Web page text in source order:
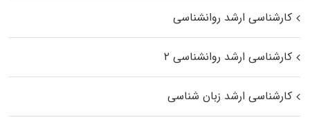
کارشناسی ارشد روانشناسی
کارشناسی ارشد روانشناسی ۲
کارشناسی ارشد زبان شناسی